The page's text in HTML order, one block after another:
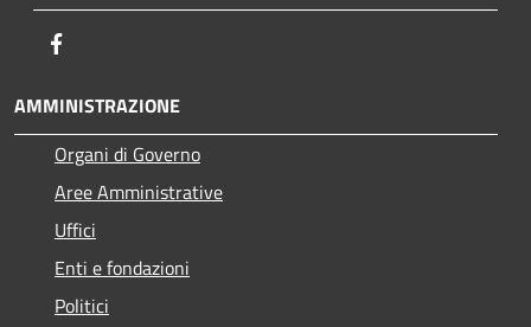
AMMINISTRAZIONE
Organi di Governo
Aree Amministrative
Uffici
Enti e fondazioni
Politici